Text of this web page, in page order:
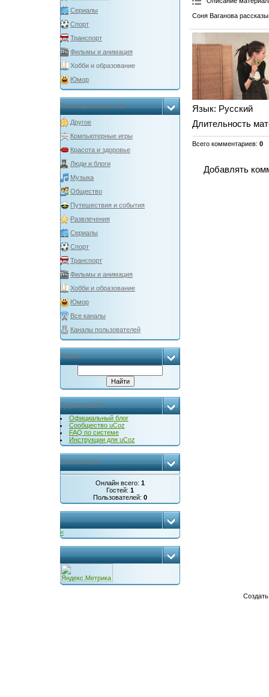
Сериалы
Спорт
Транспорт
Фильмы и анимация
Хобби и образование
Юмор
Категории каналов
Другое
Компьютерные игры
Красота и здоровье
Люди и блоги
Музыка
Общество
Путешествия и события
Развлечения
Сериалы
Спорт
Транспорт
Фильмы и анимация
Хобби и образование
Юмор
Все каналы
Каналы пользователей
Поиск
Друзья сайта
Официальный блог
Сообщество uCoz
FAQ по системе
Инструкции для uCoz
Статистика
Онлайн всего: 1
Гостей: 1
Пользователей: 0
...
<
...
Соня Ваганова
Язык: Русский
Длительность
Всего комментариев: 0
Добавлять